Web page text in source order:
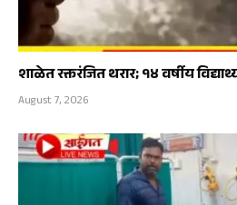
शाळेत रक्तरंजित थरार; १४ वर्षीय
August 7, 2026